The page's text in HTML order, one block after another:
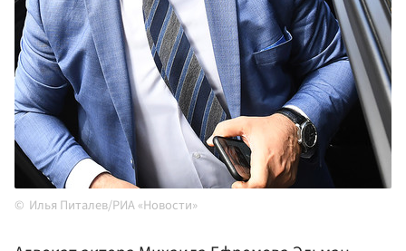
Илья Питалев/РИА «Новости»